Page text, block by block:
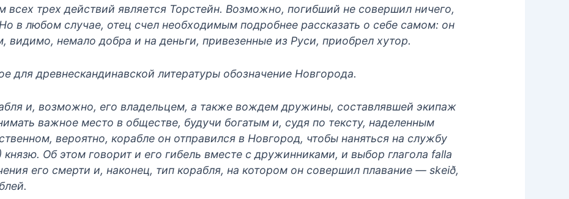
всех трех действий является Торстейн. Возможно, погибший не совершил ничего,
в любом случае, отец счел необходимым подробнее рассказать о себе самом: он
видимо, немало добра и на деньги, привезенные из Руси, приобрел хутор.
для древнескандинавской литературы обозначение Новгорода.
и, возможно, его владельцем, а также вождем дружины, составлявшей экипаж
важное место в обществе, будучи богатым и, судя по тексту, наделенным
вероятно, корабле он отправился в Новгород, чтобы наняться на службу
Об этом говорит и его гибель вместе с дружинниками, и выбор глагола falla
его смерти и, наконец, тип корабля, на котором он совершил плавание — skeið,